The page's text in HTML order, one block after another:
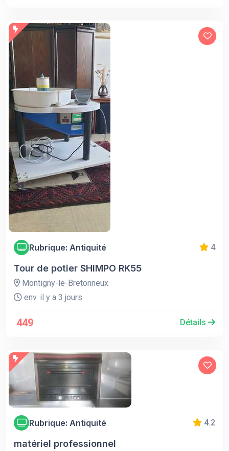
Rubrique: Antiquité 4
Tour de potier SHIMPO RK55
Montigny-le-Bretonneux
env. il y a 3 jours
449 Détails
Rubrique: Antiquité 4.2
matériel professionnel